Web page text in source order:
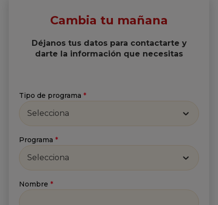
Newsletter
Cambia tu mañana
Déjanos tus datos para contactarte y
darte la información que necesitas
Tipo de programa *
Selecciona
Programa *
Selecciona
Nombre *